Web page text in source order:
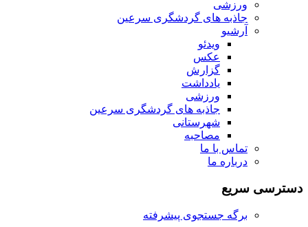
ورزشی
جاذبه های گردشگری سرعین
آرشیو
ویدئو
عکس
گزارش
یادداشت
ورزشی
جاذبه های گردشگری سرعین
شهرستانی
مصاحبه
تماس با ما
درباره ما
دسترسی سریع
برگه جستجوی پیشرفته